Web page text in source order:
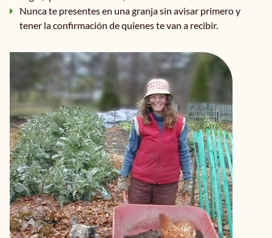
Nunca te presentes en una granja sin avisar primero y
tener la confirmación de quienes te van a recibir.